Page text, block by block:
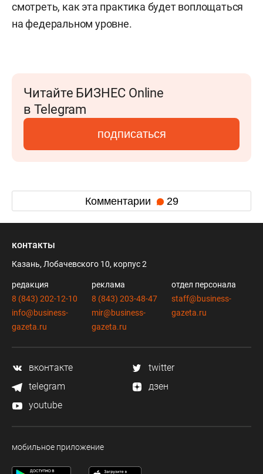
смотреть, как эта практика будет воплощаться
на федеральном уровне.
Читайте БИЗНЕС Online
в Telegram
подписаться
Комментарии 29
контакты
Казань, Лобачевского 10, корпус 2
редакция
8 (843) 202-12-10
info@business-
gazeta.ru
реклама
8 (843) 203-48-47
mir@business-
gazeta.ru
отдел персонала
staff@business-
gazeta.ru
вконтакте
twitter
telegram
дзен
youtube
мобильное приложение